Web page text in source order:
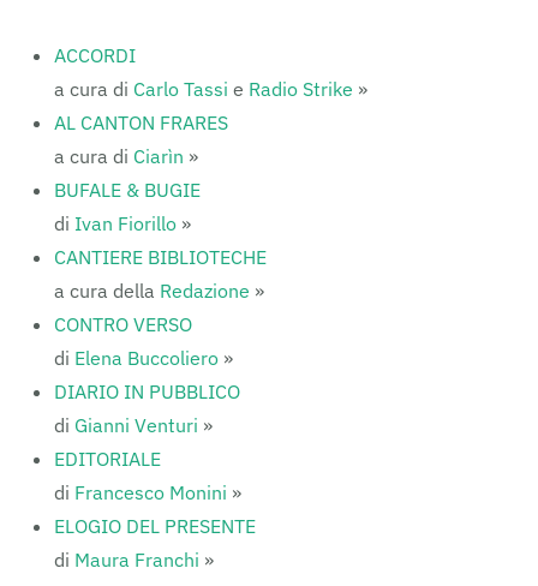
ACCORDI
a cura di Carlo Tassi e Radio Strike »
AL CANTON FRARES
a cura di Ciarìn »
BUFALE & BUGIE
di Ivan Fiorillo »
CANTIERE BIBLIOTECHE
a cura della Redazione »
CONTRO VERSO
di Elena Buccoliero »
DIARIO IN PUBBLICO
di Gianni Venturi »
EDITORIALE
di Francesco Monini »
ELOGIO DEL PRESENTE
di Maura Franchi »